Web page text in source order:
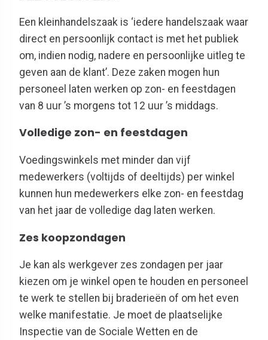
Een kleinhandelszaak is ‘iedere handelszaak waar
direct en persoonlijk contact is met het publiek
om, indien nodig, nadere en persoonlijke uitleg te
geven aan de klant’. Deze zaken mogen hun
personeel laten werken op zon- en feestdagen
van 8 uur ’s morgens tot 12 uur ’s middags.
Volledige zon- en feestdagen
Voedingswinkels met minder dan vijf
medewerkers (voltijds of deeltijds) per winkel
kunnen hun medewerkers elke zon- en feestdag
van het jaar de volledige dag laten werken.
Zes koopzondagen
Je kan als werkgever zes zondagen per jaar
kiezen om je winkel open te houden en personeel
te werk te stellen bij braderieën of om het even
welke manifestatie. Je moet de plaatselijke
Inspectie van de Sociale Wetten en de